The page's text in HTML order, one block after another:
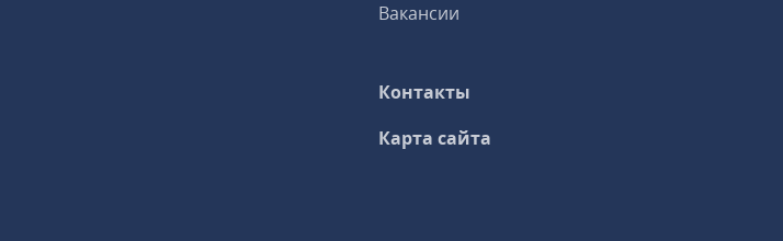
Вакансии
Контакты
Карта сайта